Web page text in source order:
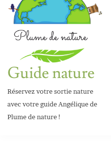
Guide nature
Réservez votre sortie nature
avec votre guide Angélique de
Plume de nature !